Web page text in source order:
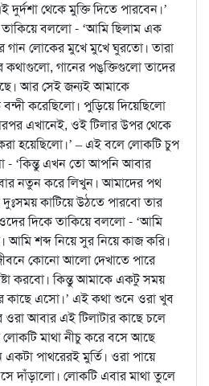
থেকে মুক্তি দিতে পারবেন।’
বললো - ‘আমি ছিলাম এক
গান লোকের মুখে মুখে ঘুরতো। তারা
গানের পঙ্‌ক্তিগুলো তাদের
আর সেই জন্যই আমাকে
করেছিলো। পুড়িয়ে দিয়েছিলো
এখানেই, ওই টিলার উপর থেকে
হয়েছিলো।’ – এই বলে লোকটি চুপ
- ‘কিন্তু এখন তো আপনি আবার
নতুন করে লিখুন। আমাদের পথ
কাটিয়ে উঠতে পারবো তার
দিকে তাকিয়ে বললো - ‘আমি
আমি শব্দ নিয়ে সুর নিয়ে কাজ করি।
কোনো আলো দেখাতে পারে
করবো। কিন্তু আমাকে একটু সময়
এসো।’ এই কথা শুনে ওরা খুব
আবার এই টিলাটার কাছে চলে
মাথা নীচু করে বসে আছে
পাথরেরই মুর্তি। ওরা পায়ে
দাঁড়ালো। লোকটি এবার মাথা তুলে